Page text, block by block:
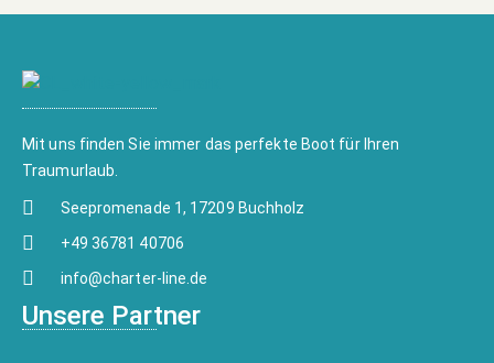
Mit uns finden Sie immer das perfekte Boot für Ihren
Traumurlaub.
Seepromenade 1, 17209 Buchholz
+49 36781 40706
info@charter-line.de
Unsere Partner